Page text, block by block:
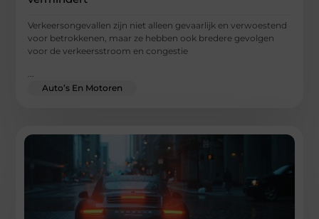
Verkeersongevallen zijn niet alleen gevaarlijk en verwoestend
voor betrokkenen, maar ze hebben ook bredere gevolgen
voor de verkeersstroom en congestie
Auto’s En Motoren